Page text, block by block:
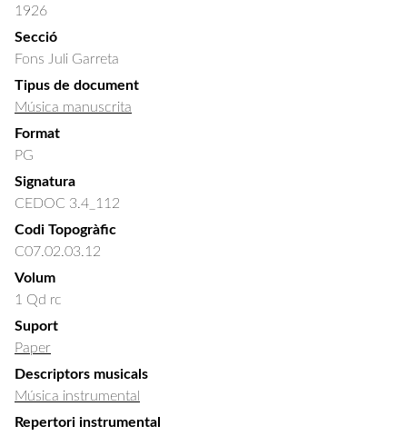
1926
Secció
Fons Juli Garreta
Tipus de document
Música manuscrita
Format
PG
Signatura
CEDOC 3.4_112
Codi Topogràfic
C07.02.03.12
Volum
1 Qd rc
Suport
Paper
Descriptors musicals
Música instrumental
Repertori instrumental